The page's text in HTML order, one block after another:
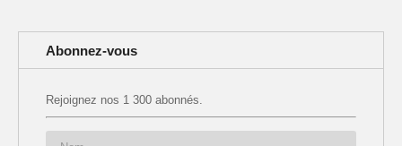
Abonnez-vous
Rejoignez nos 1 300 abonnés.